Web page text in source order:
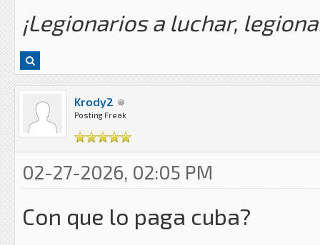
¡Legionarios a luchar,
Krody2
Posting Freak
02-27-2026, 02:05 PM
Con que lo paga cuba?